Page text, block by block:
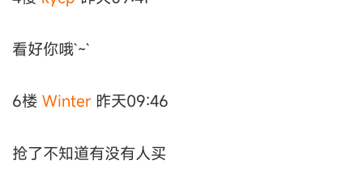
看好你哦`~`
6楼 Winter 昨天09:46
抢了不知道有没有人买